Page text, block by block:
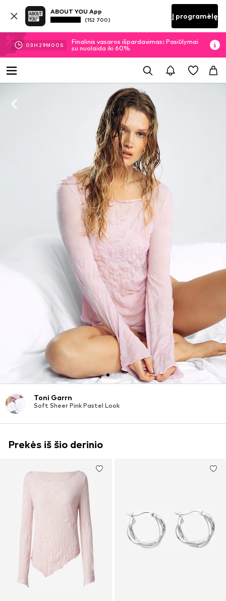
ABOUT YOU App
(152 700) Į programėlę
03H 28M 59S
Finalinis vasaros išpardavimas: Pasiūlymai su
nuolaida iki 60%
Toni Garrn
Soft Sheer Pink Pastel Look
Prekės iš šio derinio